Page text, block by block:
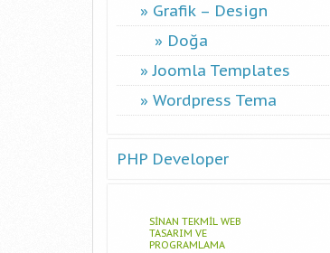
Grafik – Design
Doğa
Joomla Templates
Wordpress Tema
PHP Developer
SINAN TEKMIL WEB
TASARIM VE
PROGRAMLAMA